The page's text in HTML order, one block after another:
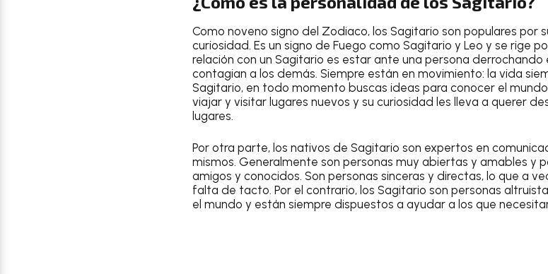
Como noveno signo del Zodiaco, los Sagitario son populares por
curiosidad. Es un signo de Fuego como Sagitario y Leo y se rige
relación con un Sagitario es estar ante una persona derrochando
contagian a los demás. Siempre están en movimiento: la vida
Sagitario, en todo momento buscas ideas para conocer el
viajar y visitar lugares nuevos y su curiosidad les lleva a querer
lugares.
Por otra parte, los nativos de Sagitario son expertos en
mismos. Generalmente son personas muy abiertas y amables y
amigos y conocidos. Son personas sinceras y directas, lo que a
falta de tacto. Por el contrario, los Sagitario son personas
el mundo y están siempre dispuestos a ayudar a los que